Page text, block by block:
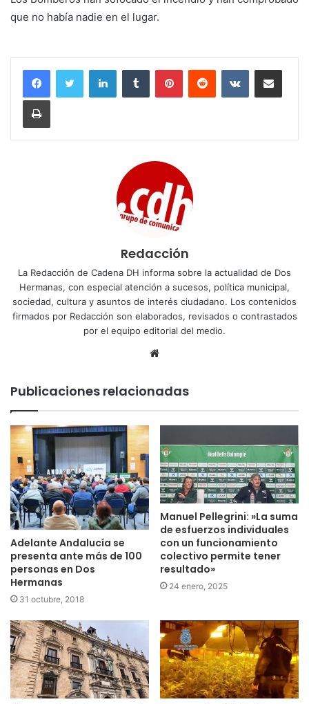
que no había nadie en el lugar.
LinkedInTumblr PinterestReddit VKontakteCompartir por
Imprimir
Redacción
La Redacción de Cadena DH informa sobre la actualidad de Dos
Hermanas, con especial atención a sucesos, política municipal,
sociedad, cultura y asuntos de interés ciudadano. Los contenidos
firmados por Redacción son elaborados, revisados o contrastados
por el equipo editorial del medio.
Sitio
Publicaciones relacionadas
Adelante Andalucía se
presenta ante más de 100
personas en Dos
Hermanas
31 octubre, 2018
Manuel Pellegrini: »La suma
de esfuerzos individuales
con un funcionamiento
colectivo permite tener
resultado»
24 enero, 2025